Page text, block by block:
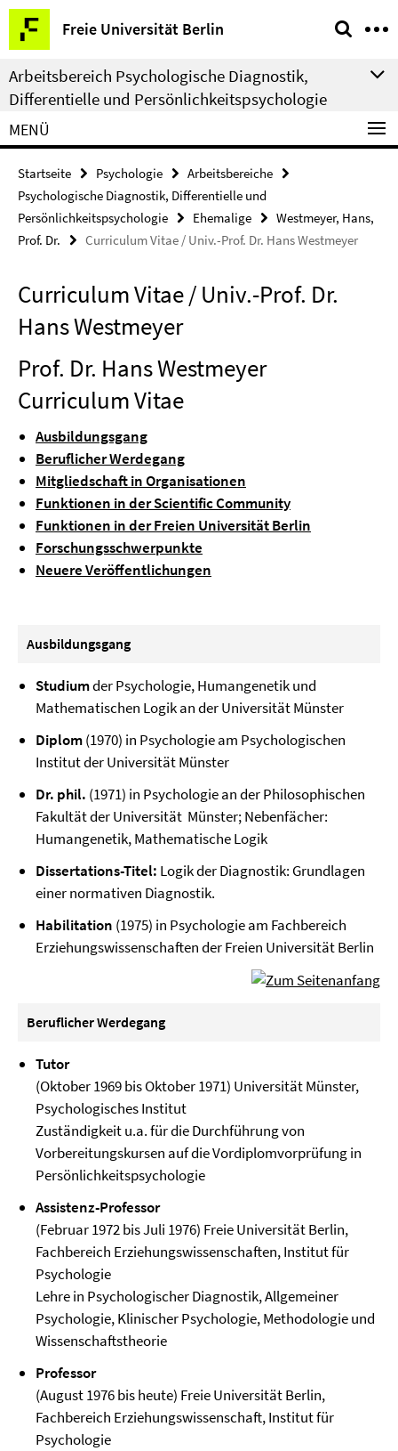
Springe
direkt
zu
Inhalt
Freie Universität Berlin
Service-
Navigation
Arbeitsbereich Psychologische Diagnostik,
Differentielle und Persönlichkeitspsychologie
MENÜ
Startseite Psychologie
Arbeitsbereiche
Psychologische Diagnostik, Differentielle und
Persönlichkeitspsychologie
Ehemalige
Westmeyer, Hans,
Prof. Dr.
Curriculum Vitae / Univ.-Prof. Dr. Hans Westmeyer
Curriculum Vitae / Univ.-Prof. Dr.
Hans Westmeyer
Prof. Dr. Hans Westmeyer
Curriculum Vitae
Ausbildungsgang
Beruflicher Werdegang
Mitgliedschaft in Organisationen
Funktionen in der Scientific Community
Funktionen in der Freien Universität Berlin
Forschungsschwerpunkte
Neuere Veröffentlichungen
Ausbildungsgang
Studiumder Psychologie, Humangenetik und
Mathematischen Logik an der Universität Münster
Diplom(1970) in Psychologie am Psychologischen
Institut der Universität Münster
Dr. phil. (1971) in Psychologie an der Philosophischen
Fakultät der Universität Münster; Nebenfächer:
Humangenetik, Mathematische Logik
Dissertations-Titel: Logik der Diagnostik: Grundlagen
einer normativen Diagnostik.
Habilitation (1975) in Psychologie am Fachbereich
Erziehungswissenschaften der Freien Universität Berlin
Beruflicher Werdegang
Tutor
(Oktober 1969 bis Oktober 1971) Universität Münster,
Psychologisches Institut
Zuständigkeit u.a. für die Durchführung von
Vorbereitungskursen auf die Vordiplomvorprüfung in
Persönlichkeitspsychologie
Assistenz-Professor
(Februar 1972 bis Juli 1976) Freie Universität Berlin,
Fachbereich Erziehungswissenschaften, Institut für
Psychologie
Lehre in Psychologischer Diagnostik, Allgemeiner
Psychologie, Klinischer Psychologie, Methodologie und
Wissenschaftstheorie
Professor
(August 1976 bis heute) Freie Universität Berlin,
Fachbereich Erziehungswissenschaft, Institut für
Psychologie